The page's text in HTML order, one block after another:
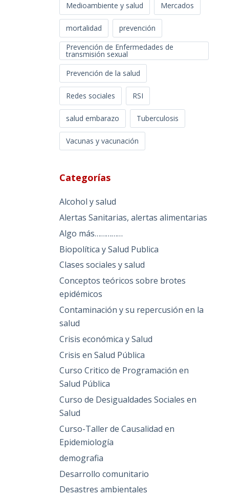
Medioambiente y salud Mercados
mortalidad
prevención
Prevención de Enfermedades de
transmisión sexual
Prevención de la salud
Redes sociales RSI
salud embarazo Tuberculosis
Vacunas y vacunación
Categorías
Alcohol y salud
Alertas Sanitarias, alertas alimentarias
Algo más……………
Biopolítica y Salud Publica
Clases sociales y salud
Conceptos teóricos sobre brotes
epidémicos
Contaminación y su repercusión en la
salud
Crisis económica y Salud
Crisis en Salud Pública
Curso Critico de Programación en
Salud Pública
Curso de Desigualdades Sociales en
Salud
Curso-Taller de Causalidad en
Epidemiología
demografia
Desarrollo comunitario
Desastres ambientales